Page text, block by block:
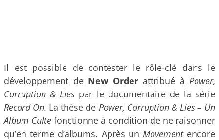
Il est possible de contester le rôle-clé dans le
développement de New Orderattribué à Power,
Corruption & Lies par le documentaire de la série
Record On. La thèse de Power, Corruption & Lies – Un
Album Culte fonctionne à condition de ne raisonner
qu’en terme d’albums. Après un Movementencore